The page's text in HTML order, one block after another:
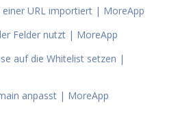
URL importiert | MoreApp
Felder nutzt | MoreApp
auf die Whitelist setzen |
anpasst | MoreApp